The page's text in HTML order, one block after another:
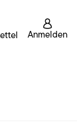
Anmelden